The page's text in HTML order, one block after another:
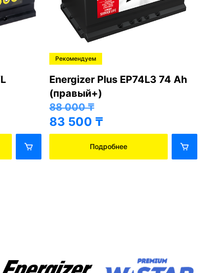
Рекомендуем
Energizer Plus EP74L3 74 Ah
(правый+)
88 000₸
83 500 ₸
Подробнее